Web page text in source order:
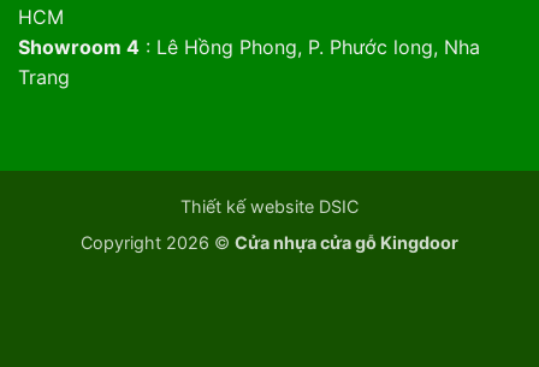
HCM
Showroom 4: Lê Hồng Phong, P. Phước long, Nha
Trang
Thiết kế website DSIC
Copyright 2026 © Cửa nhựa cửa gỗ Kingdoor